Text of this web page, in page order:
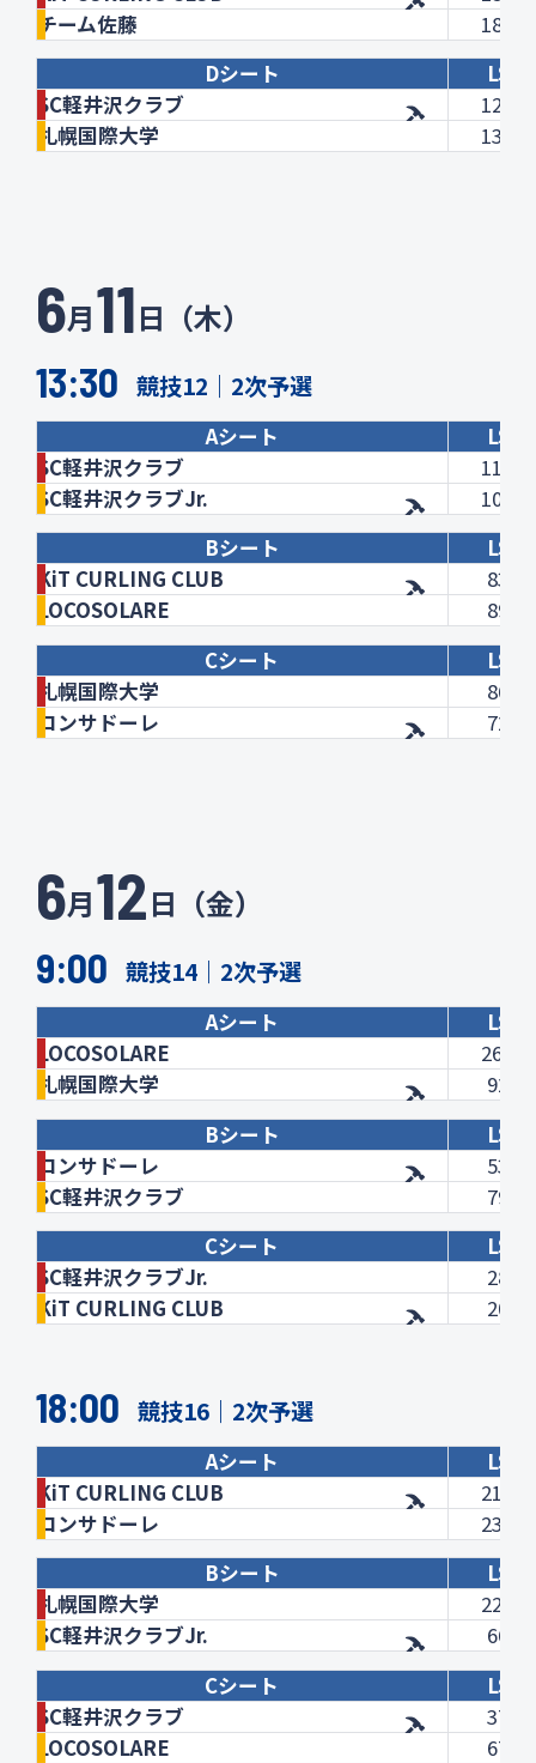
チーム佐藤
184.2
Dシート
LSD
SC軽井沢クラブ
124.7
札幌国際大学
133.3
6月11日（木）
13:30 競技12｜2次予選
Aシート
LSD
SC軽井沢クラブ
117.4
SC軽井沢クラブJr.
106.2
Bシート
LSD
KiT CURLING CLUB
83.7
LOCOSOLARE
89.6
Cシート
LSD
札幌国際大学
86.3
コンサドーレ
72.1
6月12日（金）
9:00 競技14｜2次予選
Aシート
LSD
LOCOSOLARE
263.6
札幌国際大学
92.0
Bシート
LSD
コンサドーレ
53.0
SC軽井沢クラブ
79.8
Cシート
LSD
SC軽井沢クラブJr.
28.4
KiT CURLING CLUB
20.8
18:00 競技16｜2次予選
Aシート
LSD
KiT CURLING CLUB
210.9
コンサドーレ
233.5
Bシート
LSD
札幌国際大学
226.6
SC軽井沢クラブJr.
66.8
Cシート
LSD
SC軽井沢クラブ
37.6
LOCOSOLARE
67.4